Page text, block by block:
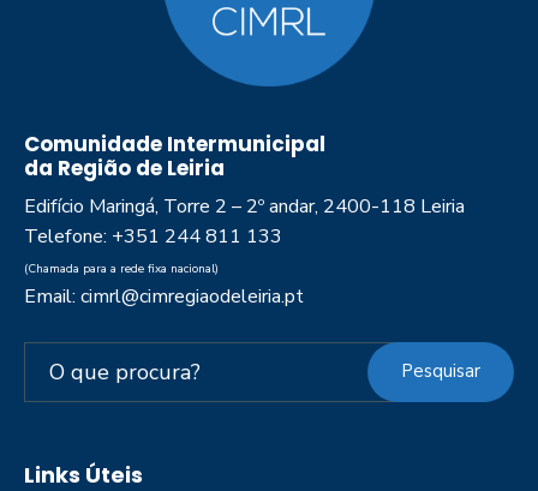
Comunidade Intermunicipal
da Região de Leiria
Edifício Maringá, Torre 2 – 2º andar, 2400-118 Leiria
Telefone: +351 244 811 133
(Chamada para a rede fixa nacional)
Email: cimrl@cimregiaodeleiria.pt
Pesquisar
Links Úteis